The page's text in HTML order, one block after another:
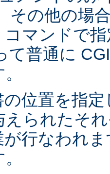
その他の場
マンドで
て普通に
の位置を指
えられたそ
が行なわれ